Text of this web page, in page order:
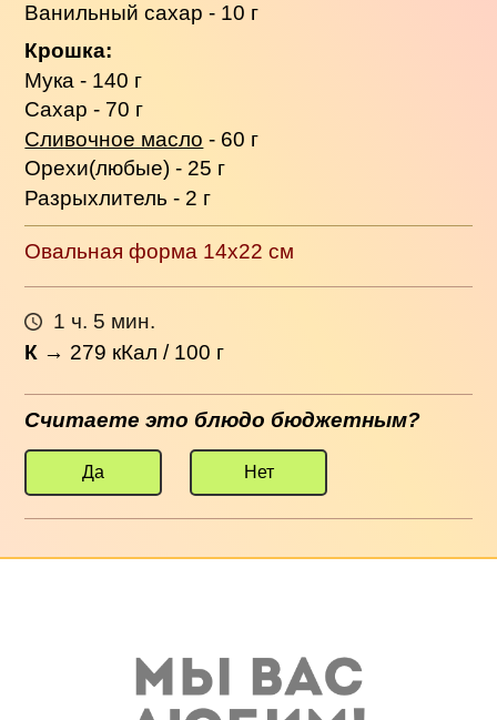
Ванильный сахар - 10 г
Крошка:
Мука - 140 г
Сахар - 70 г
Сливочное масло - 60 г
Орехи(любые) - 25 г
Разрыхлитель - 2 г
Овальная форма 14x22 см
1 ч. 5 мин.
К → 279 кКал / 100 г
Считаете это блюдо бюджетным?
Да Нет